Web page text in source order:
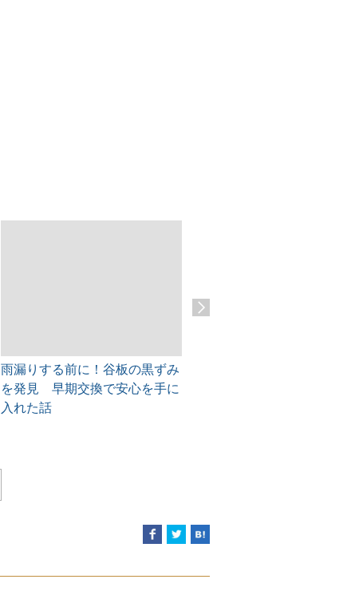
雨漏りする前に！谷板の黒ずみ
を発見 早期交換で安心を手に
入れた話